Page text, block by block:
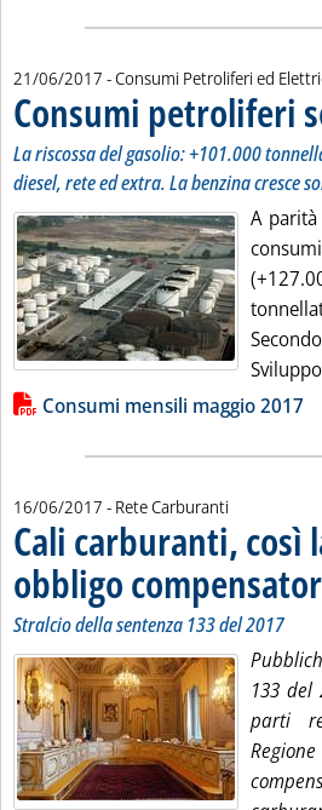
21/06/2017 - Consumi Petroliferi ed
Consumi petroliferi
La riscossa del gasolio: +101.000
diesel, rete ed extra. La benzina cresce
A
Lista allegati PDF alla
Consumi mensili maggio 2017
16/06/2017 - Rete Carburanti
Cali carburanti, così
obbligo
Stralcio della sentenza 133 del 2017
133 del
parti